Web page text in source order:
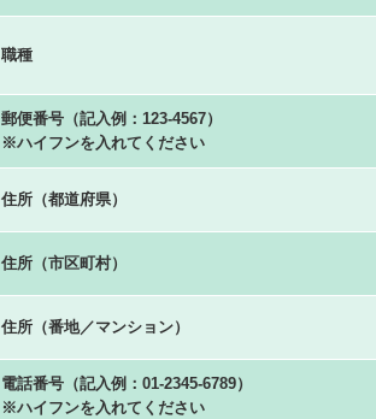
職種
郵便番号（記入例：123-4567）
※ハイフンを入れてください
住所（都道府県）
住所（市区町村）
住所（番地／マンション）
電話番号（記入例：01-2345-6789）
※ハイフンを入れてください